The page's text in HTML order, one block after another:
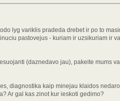
lyg variklis pradeda drebet ir po to
pastovejus - kuriam ir uzsikuriam ir
(daznedavo jau), pakeite mums
diagnostika kaip minejau klaidos
Ar gal kas zinot kur ieskoti gedimo?